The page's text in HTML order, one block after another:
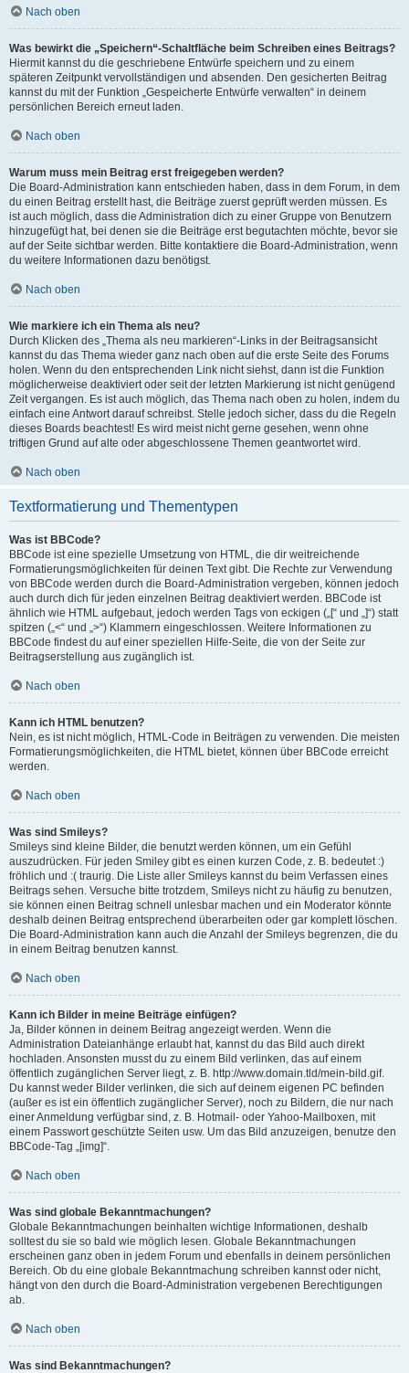
Nach oben
Was bewirkt die „Speichern“-Schaltfläche beim Schreiben eines Beitrags?
Hiermit kannst du die geschriebene Entwürfe speichern und zu einem
späteren Zeitpunkt vervollständigen und absenden. Den gesicherten Beitrag
kannst du mit der Funktion „Gespeicherte Entwürfe verwalten“ in deinem
persönlichen Bereich erneut laden.
Nach oben
Warum muss mein Beitrag erst freigegeben werden?
Die Board-Administration kann entschieden haben, dass in dem Forum, in dem
du einen Beitrag erstellt hast, die Beiträge zuerst geprüft werden müssen. Es
ist auch möglich, dass die Administration dich zu einer Gruppe von Benutzern
hinzugefügt hat, bei denen sie die Beiträge erst begutachten möchte, bevor sie
auf der Seite sichtbar werden. Bitte kontaktiere die Board-Administration, wenn
du weitere Informationen dazu benötigst.
Nach oben
Wie markiere ich ein Thema als neu?
Durch Klicken des „Thema als neu markieren“-Links in der Beitragsansicht
kannst du das Thema wieder ganz nach oben auf die erste Seite des Forums
holen. Wenn du den entsprechenden Link nicht siehst, dann ist die Funktion
möglicherweise deaktiviert oder seit der letzten Markierung ist nicht genügend
Zeit vergangen. Es ist auch möglich, das Thema nach oben zu holen, indem du
einfach eine Antwort darauf schreibst. Stelle jedoch sicher, dass du die Regeln
dieses Boards beachtest! Es wird meist nicht gerne gesehen, wenn ohne
triftigen Grund auf alte oder abgeschlossene Themen geantwortet wird.
Nach oben
Textformatierung und Thementypen
Was ist BBCode?
BBCode ist eine spezielle Umsetzung von HTML, die dir weitreichende
Formatierungsmöglichkeiten für deinen Text gibt. Die Rechte zur Verwendung
von BBCode werden durch die Board-Administration vergeben, können jedoch
auch durch dich für jeden einzelnen Beitrag deaktiviert werden. BBCode ist
ähnlich wie HTML aufgebaut, jedoch werden Tags von eckigen („[“ und „]“) statt
spitzen („<“ und „>“) Klammern eingeschlossen. Weitere Informationen zu
BBCode findest du auf einer speziellen Hilfe-Seite, die von der Seite zur
Beitragserstellung aus zugänglich ist.
Nach oben
Kann ich HTML benutzen?
Nein, es ist nicht möglich, HTML-Code in Beiträgen zu verwenden. Die meisten
Formatierungsmöglichkeiten, die HTML bietet, können über BBCode erreicht
werden.
Nach oben
Was sind Smileys?
Smileys sind kleine Bilder, die benutzt werden können, um ein Gefühl
auszudrücken. Für jeden Smiley gibt es einen kurzen Code, z. B. bedeutet :)
fröhlich und :( traurig. Die Liste aller Smileys kannst du beim Verfassen eines
Beitrags sehen. Versuche bitte trotzdem, Smileys nicht zu häufig zu benutzen,
sie können einen Beitrag schnell unlesbar machen und ein Moderator könnte
deshalb deinen Beitrag entsprechend überarbeiten oder gar komplett löschen.
Die Board-Administration kann auch die Anzahl der Smileys begrenzen, die du
in einem Beitrag benutzen kannst.
Nach oben
Kann ich Bilder in meine Beiträge einfügen?
Ja, Bilder können in deinem Beitrag angezeigt werden. Wenn die
Administration Dateianhänge erlaubt hat, kannst du das Bild auch direkt
hochladen. Ansonsten musst du zu einem Bild verlinken, das auf einem
öffentlich zugänglichen Server liegt, z. B. http://www.domain.tld/mein-bild.gif.
Du kannst weder Bilder verlinken, die sich auf deinem eigenen PC befinden
(außer es ist ein öffentlich zugänglicher Server), noch zu Bildern, die nur nach
einer Anmeldung verfügbar sind, z. B. Hotmail- oder Yahoo-Mailboxen, mit
einem Passwort geschützte Seiten usw. Um das Bild anzuzeigen, benutze den
BBCode-Tag „[img]“.
Nach oben
Was sind globale Bekanntmachungen?
Globale Bekanntmachungen beinhalten wichtige Informationen, deshalb
solltest du sie so bald wie möglich lesen. Globale Bekanntmachungen
erscheinen ganz oben in jedem Forum und ebenfalls in deinem persönlichen
Bereich. Ob du eine globale Bekanntmachung schreiben kannst oder nicht,
hängt von den durch die Board-Administration vergebenen Berechtigungen
ab.
Nach oben
Was sind Bekanntmachungen?